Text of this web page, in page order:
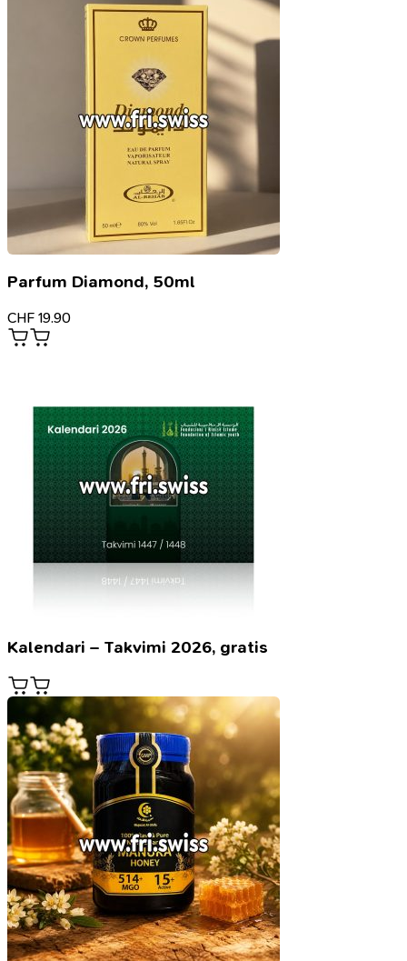
Parfum Diamond, 50ml
CHF 19.90
Kalendari – Takvimi 2026, gratis